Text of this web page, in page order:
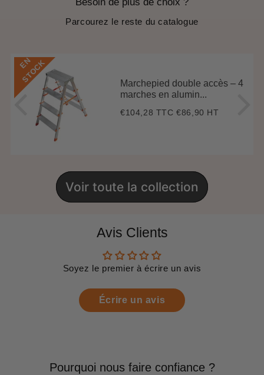
Parcourez le reste du catalogue
E
N
S
T
O
C
K
Marchepied double accès – 4
marches en alumin...
Prix
€104,28 TTC€104,28
€86,90 HT
Voir toute la collection
Avis Clients
Soyez le premier à écrire un avis
Écrire un avis
Pourquoi nous faire confiance ?